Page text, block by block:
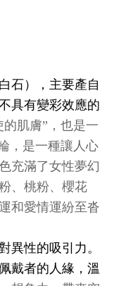
石），主要產自
具有變彩效應的
肌膚”，也是一
，是一種讓人心
充滿了女性夢幻
、桃粉、櫻花
和愛情運紛至沓
異性的吸引力。
戴者的人緣，溫